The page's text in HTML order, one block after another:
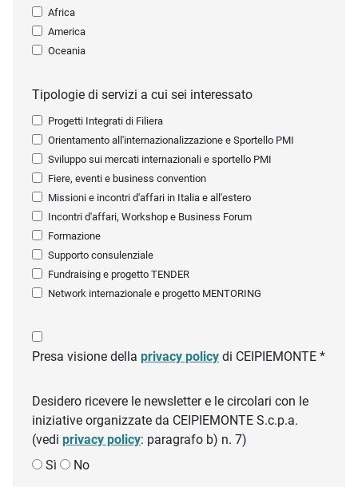
Africa
America
Oceania
Tipologie di servizi a cui sei interessato
Progetti Integrati di Filiera
Orientamento all'internazionalizzazione e Sportello PMI
Sviluppo sui mercati internazionali e sportello PMI
Fiere, eventi e business convention
Missioni e incontri d'affari in Italia e all'estero
Incontri d'affari, Workshop e Business Forum
Formazione
Supporto consulenziale
Fundraising e progetto TENDER
Network internazionale e progetto MENTORING
Presa visione della privacy policy di CEIPIEMONTE *
Desidero ricevere le newsletter e le circolari con le
iniziative organizzate da CEIPIEMONTE S.c.p.a.
(vedi privacy policy: paragrafo b) n. 7)
Sì
No